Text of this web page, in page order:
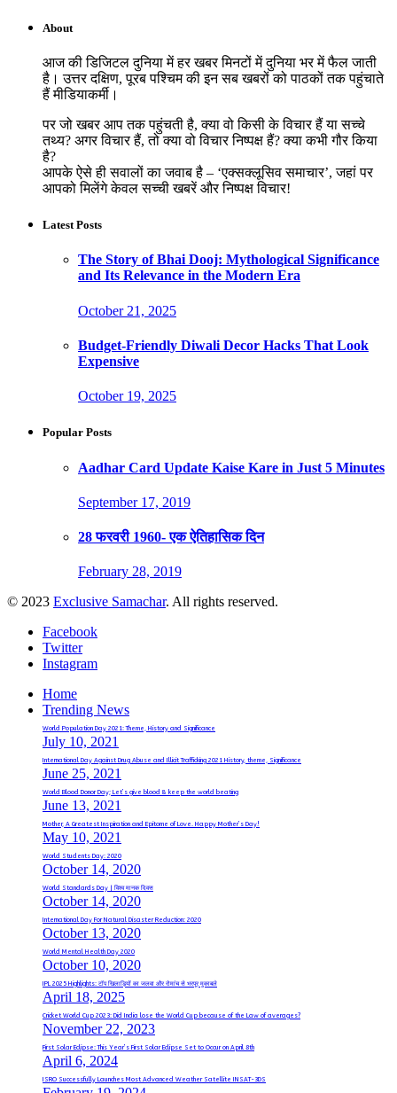
About
आज की डिजिटल दुनिया में हर खबर मिनटों में दुनिया भर में फैल जाती
है। उत्तर दक्षिण, पूरब पश्चिम की इन सब खबरों को पाठकों तक पहुंचाते
हैं मीडियाकर्मी।
पर जो खबर आप तक पहुंचती है, क्या वो किसी के विचार हैं या सच्चे
तथ्य? अगर विचार हैं, तो क्या वो विचार निष्पक्ष हैं? क्या कभी गौर किया
है?
आपके ऐसे ही सवालों का जवाब है – ‘एक्सक्लूसिव समाचार’, जहां पर
आपको मिलेंगे केवल सच्ची खबरें और निष्पक्ष विचार!
Latest Posts
The Story of Bhai Dooj: Mythological Significance
and Its Relevance in the Modern Era
October 21, 2025
Budget-Friendly Diwali Decor Hacks That Look
Expensive
October 19, 2025
Popular Posts
Aadhar Card Update Kaise Kare in Just 5 Minutes
September 17, 2019
28 फरवरी 1960- एक ऐतिहासिक दिन
February 28, 2019
© 2023 Exclusive Samachar. All rights reserved.
Facebook
Twitter
Instagram
Home
Trending News
World Population Day 2021: Theme, History and Significance
July 10, 2021
International Day Against Drug Abuse and Illicit Trafficking 2021 History, theme, Significance
June 25, 2021
World Blood Donor Day; Let’s give blood & keep the world beating
June 13, 2021
Mother, A Greatest Inspiration and Epitome of Love. Happy Mother’s Day!
May 10, 2021
World Students Day: 2020
October 14, 2020
World Standards Day | विश्व मानक दिवस
October 14, 2020
International Day For Natural Disaster Reduction: 2020
October 13, 2020
World Mental Health Day 2020
October 10, 2020
IPL 2025 Highlights: टॉप खिलाड़ियों का जलवा और रोमांच से भरपूर मुकाबले
April 18, 2025
Cricket World Cup 2023: Did India lose the World Cup because of the Law of averages?
November 22, 2023
First Solar Eclipse: This Year’s First Solar Eclipse Set to Occur on April 8th
April 6, 2024
ISRO Successfully Launches Most Advanced Weather Satellite INSAT-3DS